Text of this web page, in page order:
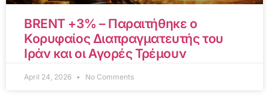
BRENT +3% – Παραιτήθηκε ο
Κορυφαίος Διαπραγματευτής του
Ιράν και οι Αγορές Τρέμουν
April 24, 2026 No Comments